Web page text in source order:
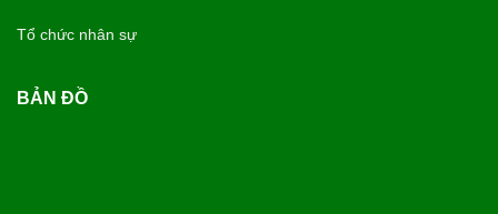
Tổ chức nhân sự
BẢN ĐỒ